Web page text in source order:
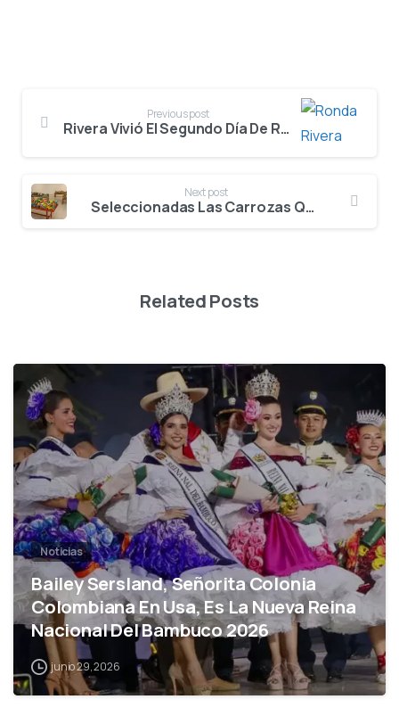
Previous post
Rivera Vivió El Segundo Día De Ronda Clasificatoria
Next post
Seleccionadas Las Carrozas Que Engalanarán Los Desfiles Del 64 Festival Del Bambuco En San Juan Y San Pedro
Related Posts
Noticias
Bailey Sersland, Señorita Colonia
Colombiana En Usa, Es La Nueva Reina
Nacional Del Bambuco 2026
junio 29, 2026